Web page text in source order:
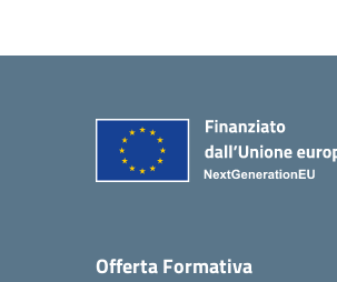
Offerta Formativa